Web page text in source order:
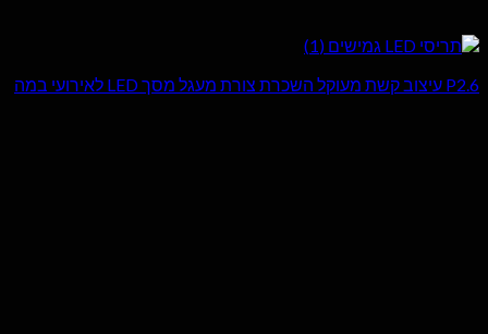
P2.6 עיצוב קשת מעוקל השכרת צורת מעגל מסך LED לאירועי במה